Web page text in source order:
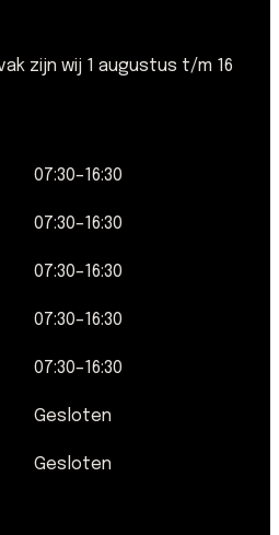
zijn wij 1 augustus t/m 16
07:30–16:30
07:30–16:30
07:30–16:30
07:30–16:30
07:30–16:30
Gesloten
Gesloten